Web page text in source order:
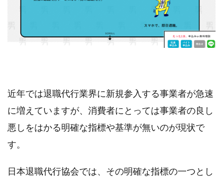
近年では退職代行業界に新規参入する事業者が急速
に増えていますが、消費者にとっては事業者の良し
悪しをはかる明確な指標や基準が無いのが現状で
す。
日本退職代行協会では、その明確な指標の一つとし